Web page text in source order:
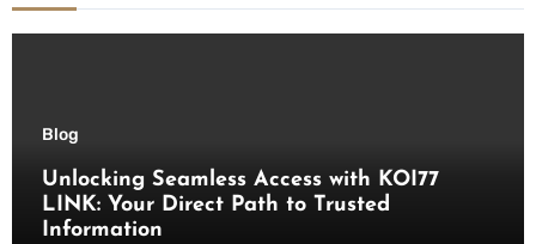
Blog
Unlocking Seamless Access with KOI77
LINK: Your Direct Path to Trusted
Information